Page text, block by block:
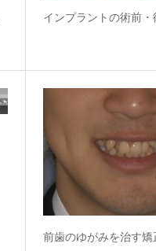
インプラントの術前・
前歯のゆがみを治す矯